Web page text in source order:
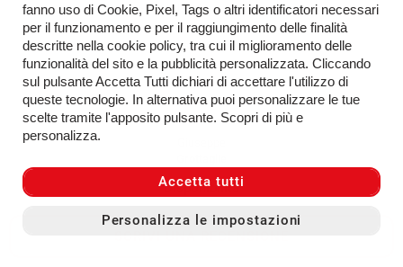
consiglio fortemente.
Data recensione:13/12/2023
Disponibilità
fanno uso di Cookie, Pixel, Tags o altri identificatori necessari
per il funzionamento e per il raggiungimento delle finalità
descritte nella cookie policy, tra cui il miglioramento delle
funzionalità del sito e la pubblicità personalizzata. Cliccando
sul pulsante Accetta Tutti dichiari di accettare l'utilizzo di
queste tecnologie. In alternativa puoi personalizzare le tue
scelte tramite l'apposito pulsante. Scopri di più e
personalizza.
Accetta tutti
Personalizza le impostazioni